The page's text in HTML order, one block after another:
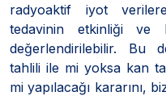
radyoaktif iyot
tedavinin etkinliği ve
değerlendirilebilir. Bu
tahlili ile mi yoksa kan
mi yapılacağı kararını,